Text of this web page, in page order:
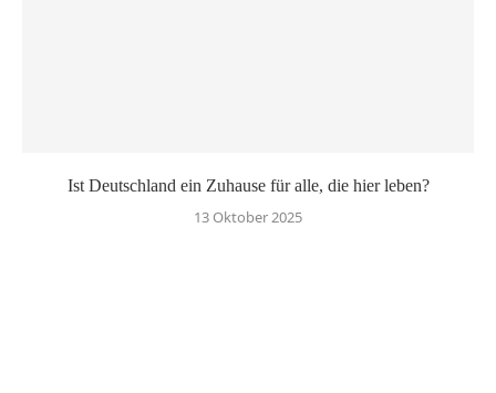
Ist Deutschland ein Zuhause für alle, die hier leben?
13 Oktober 2025